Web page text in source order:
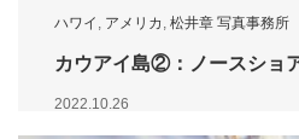
ハワイ , アメリカ , 松井章 写真事務所
カウアイ島②：ノースショ
2022.10.26